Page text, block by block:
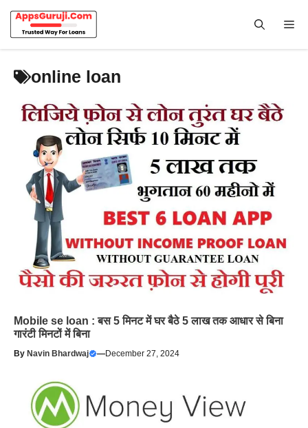
content
online loan
Mobile se loan : बस 5 मिनट में घर बैठे 5 लाख तक आधार से बिना
गारंटी मिनटों में बिना
By Navin Bhardwaj —December 27, 2024